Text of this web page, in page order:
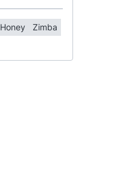
Honey
Zimba